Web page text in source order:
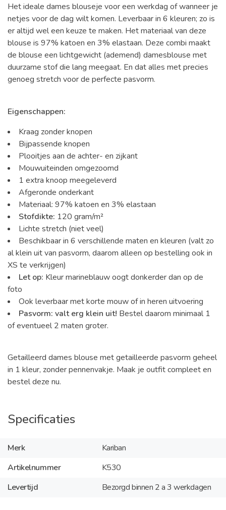
Het ideale dames blouseje voor een werkdag of wanneer je
netjes voor de dag wilt komen. Leverbaar in 6 kleuren; zo is
er altijd wel een keuze te maken. Het materiaal van deze
blouse is 97% katoen en 3% elastaan. Deze combi maakt
de blouse een lichtgewicht (ademend) damesblouse met
duurzame stof die lang meegaat. En dat alles met precies
genoeg stretch voor de perfecte pasvorm.
Eigenschappen:
Kraag zonder knopen
Bijpassende knopen
Plooitjes aan de achter- en zijkant
Mouwuiteinden omgezoomd
1 extra knoop meegeleverd
Afgeronde onderkant
Materiaal: 97% katoen en 3% elastaan
Stofdikte: 120 gram/m²
Lichte stretch (niet veel)
Beschikbaar in 6 verschillende maten en kleuren (valt zo
al klein uit van pasvorm, daarom alleen op bestelling ook in
XS te verkrijgen)
Let op: Kleur marineblauw oogt donkerder dan op de
foto
Ook leverbaar met korte mouw of in heren uitvoering
Pasvorm: valt erg klein uit! Bestel daarom minimaal 1
of eventueel 2 maten groter.
Getailleerd dames blouse met getailleerde pasvorm geheel
in 1 kleur, zonder pennenvakje. Maak je outfit compleet en
bestel deze nu.
Specificaties
Merk
Kariban
Artikelnummer
K530
Levertijd
Bezorgd binnen 2 a 3 werkdagen